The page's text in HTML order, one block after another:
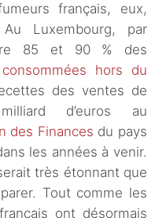
français, eux,
Luxembourg, par
85 et 90 % des
hors du
des ventes de
d’euros au
des Finances du pays
les années à venir.
très étonnant que
Tout comme les
ont désormais